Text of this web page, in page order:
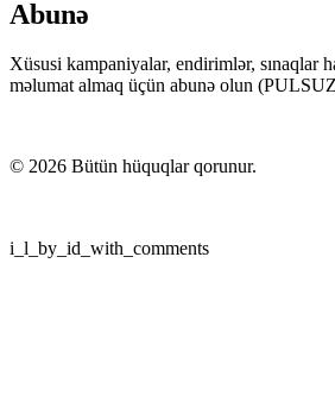
......